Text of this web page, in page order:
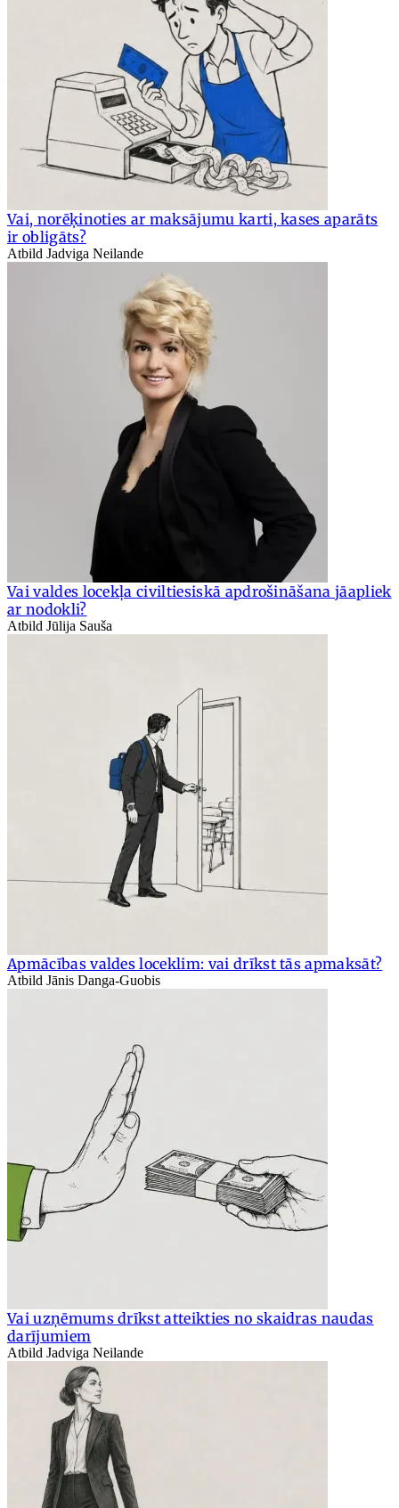
Vai, norēķinoties ar maksājumu karti, kases aparāts
ir obligāts?
Atbild Jadviga Neilande
Vai valdes locekļa civiltiesiskā apdrošināšana jāapliek
ar nodokli?
Atbild Jūlija Sauša
Apmācības valdes loceklim: vai drīkst tās apmaksāt?
Atbild Jānis Danga-Guobis
Vai uzņēmums drīkst atteikties no skaidras naudas
darījumiem
Atbild Jadviga Neilande